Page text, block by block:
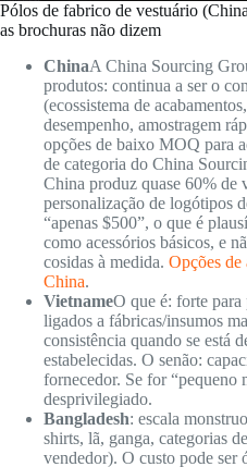
Pólos de fabrico de vestuário
as brochuras não dizem
ChinaA China Sourcing
produtos: continua a ser o
(ecossistema de
desempenho, amostragem
opções de baixo MOQ para
de categoria do China
China produz quase 60% de
personalização de logótipos
“apenas $500”, o que é
como acessórios básicos, e
cosidas à medida. Opções de
China.
VietnameO que é: forte
ligados a fábricas/insumos
consistência quando se está
estabelecidas. O senão:
fornecedor. Se for “pequeno
desprivilegiado.
Bangladesh: escala
shirts, lã, ganga, categorias
vendedor). O custo pode ser